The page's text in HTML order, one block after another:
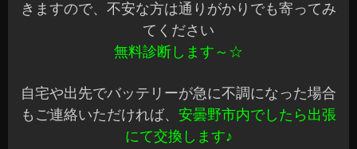
きますので、不安な方は通りがかりでも寄ってみ
てください
無料診断します～☆
自宅や出先でバッテリーが急に不調になった場合
もご連絡いただければ、 安曇野市内でしたら出張
にて交換します♪